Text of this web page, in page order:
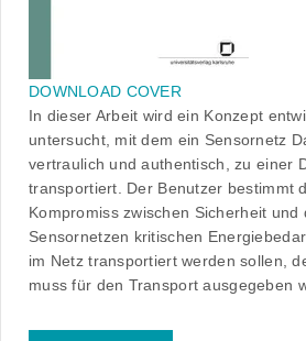
DOWNLOAD COVER
In dieser Arbeit wird ein Konzept
untersucht, mit dem ein Sensornetz
vertraulich und authentisch, zu einer
transportiert. Der Benutzer bestimmt
Kompromiss zwischen Sicherheit und
Sensornetzen kritischen
im Netz transportiert werden sollen,
muss für den Transport ausgegeben